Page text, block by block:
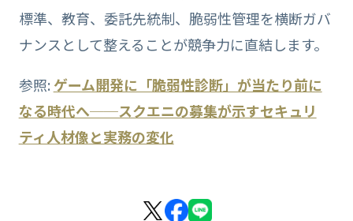
標準、教育、委託先統制、脆弱性管理を横断ガバ
ナンスとして整えることが競争力に直結します。
参照: ゲーム開発に「脆弱性診断」が当たり前に
なる時代へ──スクエニの募集が示すセキュリ
ティ人材像と実務の変化